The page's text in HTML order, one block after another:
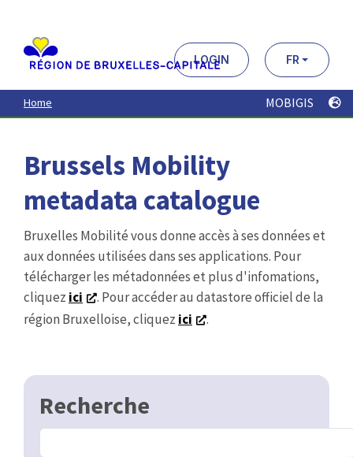
contenu
principal
LOGIN FR
Home MOBIGIS
Brussels Mobility
metadata catalogue
Bruxelles Mobilité vous donne accès à ses données et
aux données utilisées dans ses applications. Pour
télécharger les métadonnées et plus d'infomations,
cliquez ici
. Pour accéder au datastore officiel de la
région Bruxelloise, cliquez ici .
Recherche